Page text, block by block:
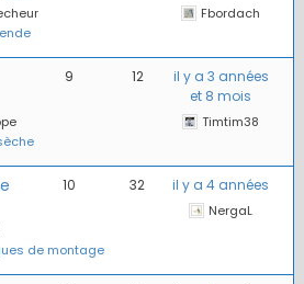
Fbordach
9 12
il y a 3 années
et 8 mois
Timtim38
de montage
10 32 il y a 4 années
NergaL